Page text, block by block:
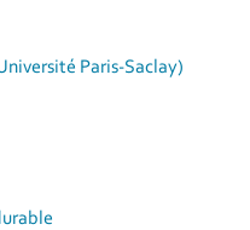
Paris-Saclay)